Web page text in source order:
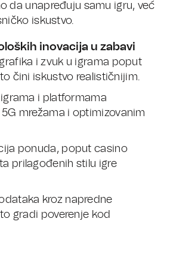
da unapređuju samu igru, već
iskustvo.
inovacija u zabavi
i zvuk u igrama poput
čini iskustvo realističnijim.
i platformama
mrežama i optimizovanim
ponuda, poput casino
prilagođenih stilu igre
kroz napredne
gradi poverenje kod